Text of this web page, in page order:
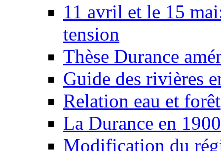
11 avril et le 15
tension
Thèse Durance
Guide des rivières
Relation eau et forêt
La Durance en 1900
Modification du